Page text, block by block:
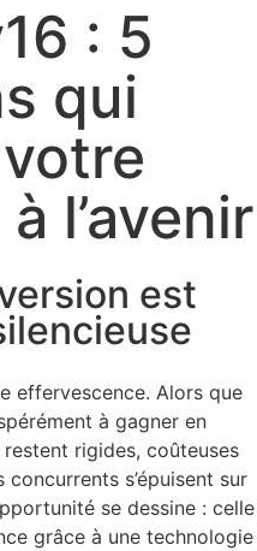
: 5
qui
l’avenir
est
effervescence. Alors que
à gagner en
rigides, coûteuses
s’épuisent sur
se dessine : celle
grâce à une technologie